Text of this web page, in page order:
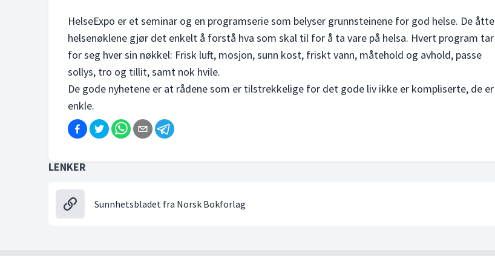
HelseExpo er et seminar og en programserie som belyser grunnsteinene for god helse. De åtte
helsenøklene gjør det enkelt å forstå hva som skal til for å ta vare på helsa. Hvert program tar
for seg hver sin nøkkel: Frisk luft, mosjon, sunn kost, friskt vann, måtehold og avhold, passe
sollys, tro og tillit, samt nok hvile.
De gode nyhetene er at rådene som er tilstrekkelige for det gode liv ikke er kompliserte, de er
enkle.
LENKER
Sunnhetsbladet fra Norsk Bokforlag